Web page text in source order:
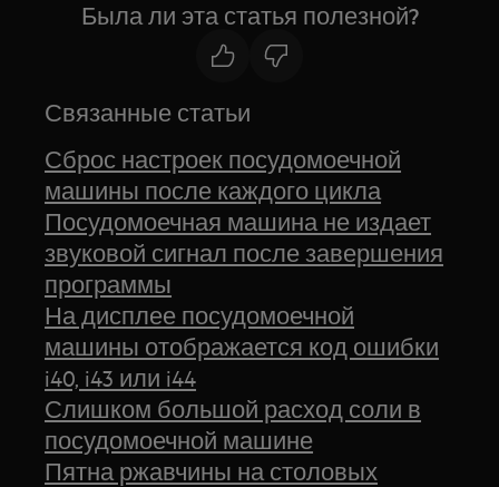
Была ли эта статья полезной?
Связанные статьи
Сброс настроек посудомоечной
машины после каждого цикла
Посудомоечная машина не издает
звуковой сигнал после завершения
программы
На дисплее посудомоечной
машины отображается код ошибки
i40, i43 или i44
Слишком большой расход соли в
посудомоечной машине
Пятна ржавчины на столовых